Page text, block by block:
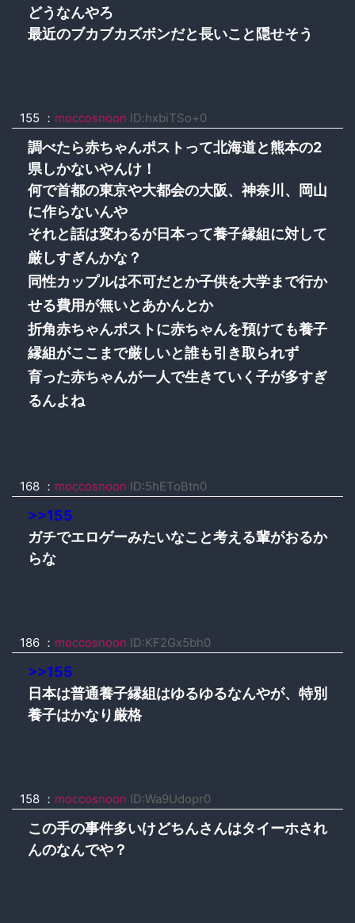
どうなんやろ
最近のブカブカズボンだと長いこと隠せそう
155 ： moccosnoon ID:hxbiTSo+0
調べたら赤ちゃんポストって北海道と熊本の2
県しかないやんけ！
何で首都の東京や大都会の大阪、神奈川、岡山
に作らないんや
それと話は変わるが日本って養子縁組に対して
厳しすぎんかな？
同性カップルは不可だとか子供を大学まで行か
せる費用が無いとあかんとか
折角赤ちゃんポストに赤ちゃんを預けても養子
縁組がここまで厳しいと誰も引き取られず
育った赤ちゃんが一人で生きていく子が多すぎ
るんよね
168 ： moccosnoon ID:5hEToBtn0
>>155
ガチでエロゲーみたいなこと考える輩がおるか
らな
186 ： moccosnoon ID:KF2Gx5bh0
>>155
日本は普通養子縁組はゆるゆるなんやが、特別
養子はかなり厳格
158 ： moccosnoon ID:Wa9Udopr0
この手の事件多いけどちんさんはタイーホされ
んのなんでや？